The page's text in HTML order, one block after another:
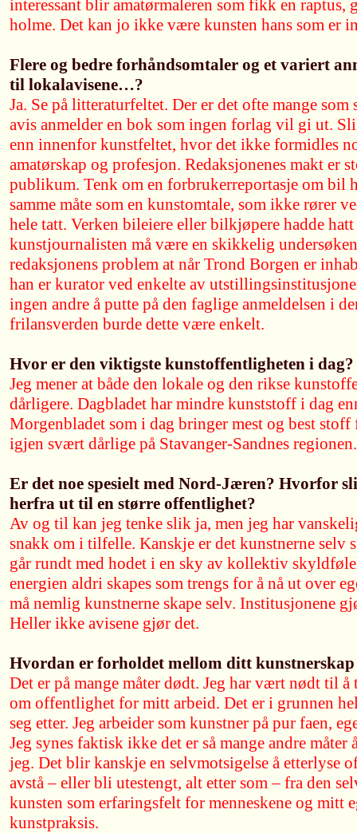
interessant blir amatørmaleren som fikk en raptus,
holme. Det kan jo ikke være kunsten hans som er
Flere og bedre forhåndsomtaler og et variert
til lokalavisene…?
Ja. Se på litteraturfeltet. Der er det ofte mange
avis anmelder en bok som ingen forlag vil gi ut.
enn innenfor kunstfeltet, hvor det ikke formidles
amatørskap og profesjon. Redaksjonenes makt er
publikum. Tenk om en forbrukerreportasje om bil
samme måte som en kunstomtale, som ikke rører
hele tatt. Verken bileiere eller bilkjøpere hadde
kunstjournalisten må være en skikkelig
redaksjonens problem at når Trond Borgen er
han er kurator ved enkelte av
ingen andre å putte på den faglige anmeldelsen i
frilansverden burde dette være enkelt.
Hvor er den viktigste kunstoffentligheten i dag?
Jeg mener at både den lokale og den rikse
dårligere. Dagbladet har mindre kunststoff i dag
Morgenbladet som i dag bringer mest og best stoff
igjen svært dårlige på Stavanger-Sandnes regionen.
Er det noe spesielt med Nord-Jæren? Hvorfor
herfra ut til en større offentlighet?
Av og til kan jeg tenke slik ja, men jeg har
snakk om i tilfelle. Kanskje er det kunstnerne selv
går rundt med hodet i en sky av kollektiv
energien aldri skapes som trengs for å nå ut over
må nemlig kunstnerne skape selv. Institusjonene
Heller ikke avisene gjør det.
Hvordan er forholdet mellom ditt
Det er på mange måter dødt. Jeg har vært nødt til å
om offentlighet for mitt arbeid. Det er i grunnen
seg etter. Jeg arbeider som kunstner på pur faen,
Jeg synes faktisk ikke det er så mange andre
jeg. Det blir kanskje en selvmotsigelse å etterlyse
avstå – eller bli utestengt, alt etter som – fra den
kunsten som erfaringsfelt for menneskene og mitt
kunstpraksis.